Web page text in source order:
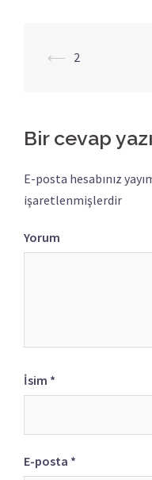
Yazı
⟵ 2
Bir cevap
E-posta hesabınız
işaretlenmişlerdir
Yorum
İsim *
E-posta *